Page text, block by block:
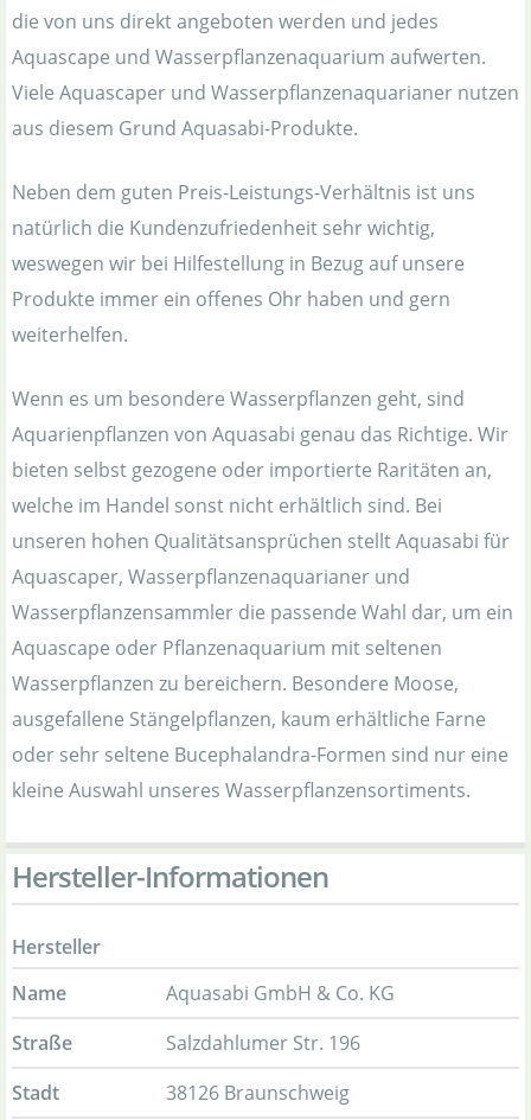
die von uns direkt angeboten werden und jedes
Aquascape und Wasserpflanzenaquarium aufwerten.
Viele Aquascaper und Wasserpflanzenaquarianer nutzen
aus diesem Grund Aquasabi-Produkte.
Neben dem guten Preis-Leistungs-Verhältnis ist uns
natürlich die Kundenzufriedenheit sehr wichtig,
weswegen wir bei Hilfestellung in Bezug auf unsere
Produkte immer ein offenes Ohr haben und gern
weiterhelfen.
Wenn es um besondere Wasserpflanzen geht, sind
Aquarienpflanzen von Aquasabi genau das Richtige. Wir
bieten selbst gezogene oder importierte Raritäten an,
welche im Handel sonst nicht erhältlich sind. Bei
unseren hohen Qualitätsansprüchen stellt Aquasabi für
Aquascaper, Wasserpflanzenaquarianer und
Wasserpflanzensammler die passende Wahl dar, um ein
Aquascape oder Pflanzenaquarium mit seltenen
Wasserpflanzen zu bereichern. Besondere Moose,
ausgefallene Stängelpflanzen, kaum erhältliche Farne
oder sehr seltene Bucephalandra-Formen sind nur eine
kleine Auswahl unseres Wasserpflanzensortiments.
Hersteller-Informationen
Hersteller
Name
Aquasabi GmbH & Co. KG
Straße
Salzdahlumer Str. 196
Stadt
38126 Braunschweig